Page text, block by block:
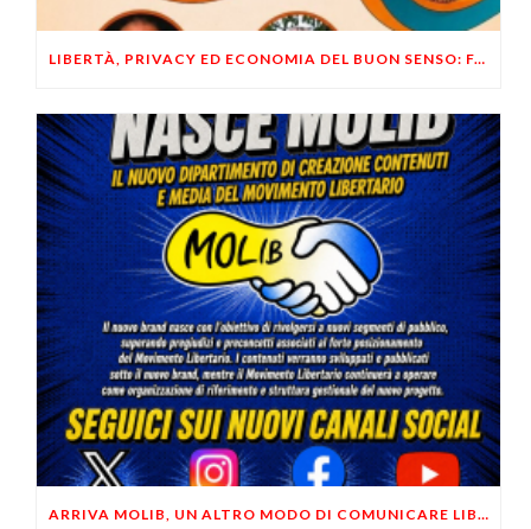
LIBERTÀ, PRIVACY ED ECONOMIA DEL BUON SENSO: FACCO E MUSUMECI A CASALECCHIO DI RENO (BO)
ARRIVA MOLIB, UN ALTRO MODO DI COMUNICARE LIBERTARIO